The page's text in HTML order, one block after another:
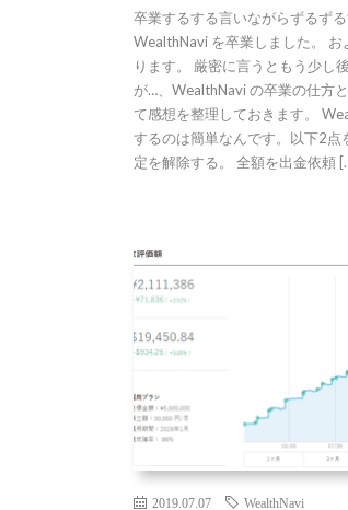
卒業するする言いながらずるず
WealthNavi を卒業しました。
ります。 厳密に言うともう少し
が…、WealthNavi の卒業の仕方
て感想を整理しておきます。
するのは簡単なんです。以下2点
定を解除する。 全額を出金依頼
2019.07.07 WealthNavi